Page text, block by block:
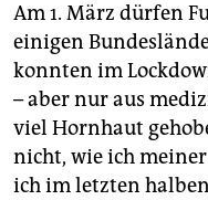
Am 1. März dürfen
einigen
konnten im
– aber nur aus
viel Hornhaut
nicht, wie ich
ich im letzten